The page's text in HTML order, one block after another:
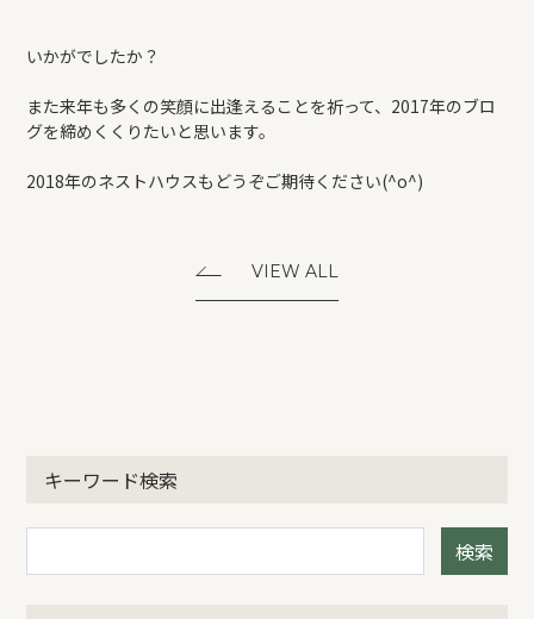
いかがでしたか？
また来年も多くの笑顔に出逢えることを祈って、2017年のブロ
グを締めくくりたいと思います。
2018年のネストハウスもどうぞご期待ください(^o^)
キーワード検索
検索
VIEW ALL